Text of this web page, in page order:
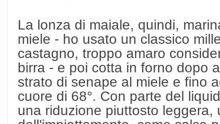
La lonza di maiale, quindi,
miele - ho usato un classico
castagno, troppo amaro
birra - e poi cotta in forno dopo
strato di senape al miele e fino
cuore di 68°. Con parte del
una riduzione piuttosto leggera,